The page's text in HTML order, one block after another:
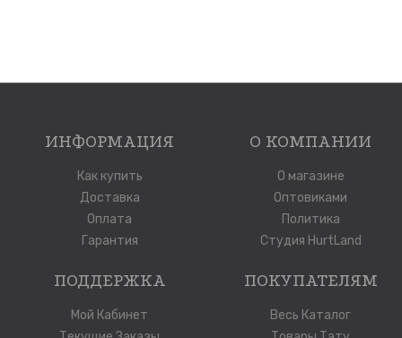
ИНФОРМАЦИЯ
Как купить
Доставка
Оплата
Гарантия
О КОМПАНИИ
О магазине
Оптовиками
Политика
Студия HurtLand
ПОДДЕРЖКА
Мой Кабинет
ПОКУПАТЕЛЯМ
Весь Каталог